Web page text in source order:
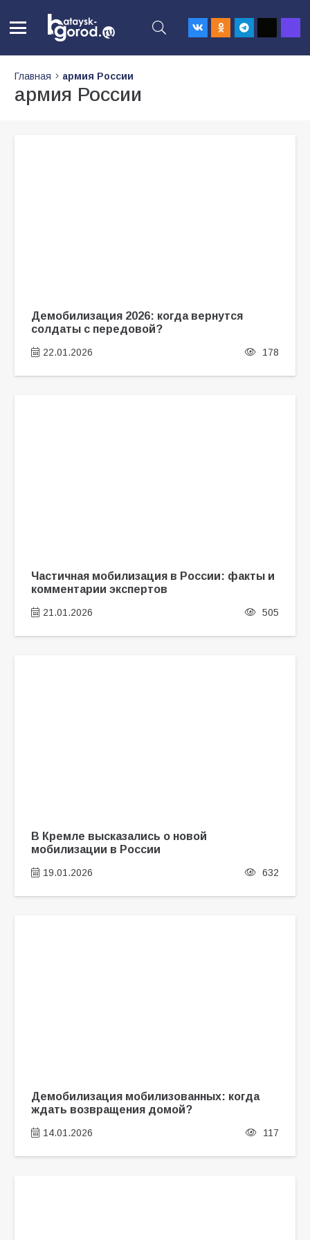
Главная армия России
армия России
Демобилизация 2026: когда вернутся
солдаты с передовой?
22.01.2026 178
Частичная мобилизация в России: факты и
комментарии экспертов
21.01.2026 505
В Кремле высказались о новой
мобилизации в России
19.01.2026 632
Демобилизация мобилизованных: когда
ждать возвращения домой?
14.01.2026 117